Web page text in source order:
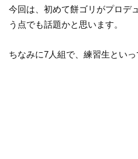
今回は、初めて餅ゴリがプロデ
う点でも話題かと思います。
ちなみに7人組で、練習生とい